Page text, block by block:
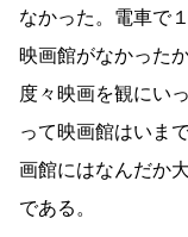
なかった。電車で
映画館がなかった
度々映画を観にい
って映画館はいま
画館にはなんだか
である。